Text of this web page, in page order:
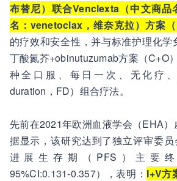
布替尼）联合Venclexta（中文商
名：venetoclax，维奈克拉）方案
的疗效和安全性，并与标准护理化
丁酸氮芥+obinutuzumab方案（C+O
种全口服、每日一次、无化疗、
duration，FD）组合疗法。
先前在2021年欧洲血液学会（EHA
据显示，该研究达到了独立评审委
进展生存期（PFS）主要终
95%CI:0.131-0.357），表明： I+V方